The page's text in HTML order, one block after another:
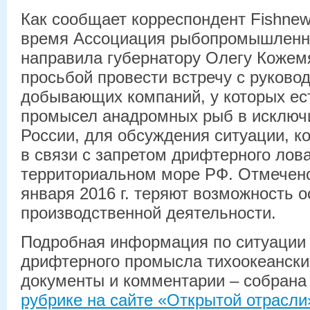
Как сообщает корреспондент
время Ассоциация
направила губернатору Олегу
просьбой провести встречу с
добывающих компаний, у которых
промысел анадромных рыб в
России, для обсуждения ситуации,
в связи с запретом дрифтерного
территориальном море РФ.
января 2016 г. теряют возможность
производственной деятельности.
Подробная информация по ситуации
дрифтерного промысла
документы и комментарии –
рубрике на сайте «Открытой